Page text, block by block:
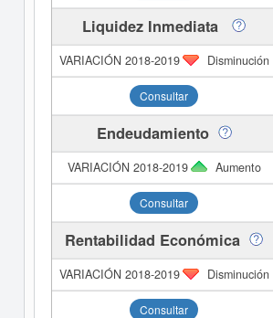
Liquidez Inmediata
Disminución
Consultar
Endeudamiento
Aumento
Consultar
Rentabilidad Económica
Disminución
Consultar